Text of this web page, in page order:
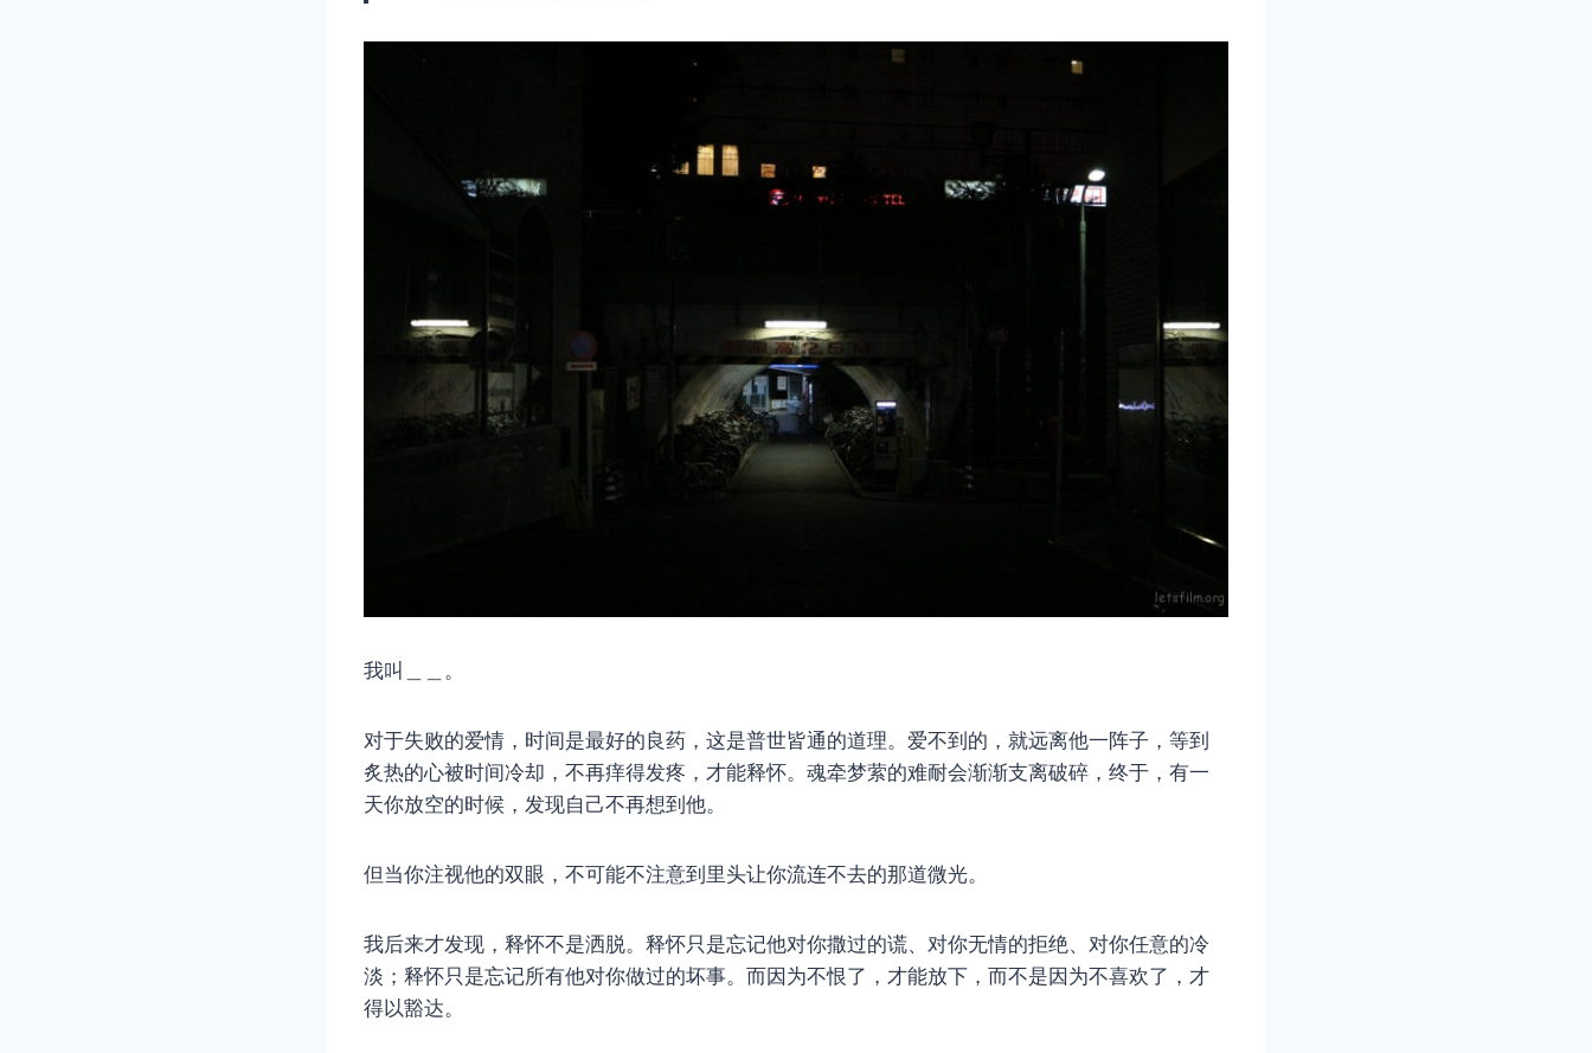
我叫＿＿。
对于失败的爱情，时间是最好的良药，这是普世皆通的道理。爱不到的，就远离他一阵子，等到
炙热的心被时间冷却，不再痒得发疼，才能释怀。魂牵梦萦的难耐会渐渐支离破碎，终于，有一
天你放空的时候，发现自己不再想到他。
但当你注视他的双眼，不可能不注意到里头让你流连不去的那道微光。
我后来才发现，释怀不是洒脱。释怀只是忘记他对你撒过的谎、对你无情的拒绝、对你任意的冷
淡；释怀只是忘记所有他对你做过的坏事。而因为不恨了，才能放下，而不是因为不喜欢了，才
得以豁达。